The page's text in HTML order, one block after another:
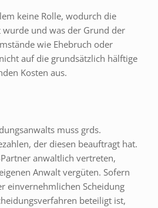
keine Rolle, wodurch die
wurde und was der Grund der
wie Ehebruch oder
auf die grundsätzlich hälftige
Kosten aus.
muss grds.
der diesen beauftragt hat.
anwaltlich vertreten,
Anwalt vergüten. Sofern
einvernehmlichen Scheidung
beteiligt ist,